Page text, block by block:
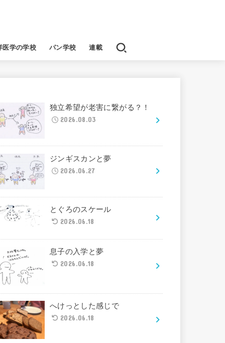
医学の学校 パン学校 連載
独立希望が老害に繋がる？！
2026.08.03
ジンギスカンと夢
2026.06.27
とぐろのスケール
2026.06.18
息子の入学と夢
2026.06.18
へけっとした感じで
2026.06.18